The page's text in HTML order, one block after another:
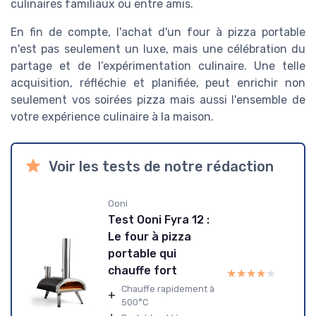
culinaires familiaux ou entre amis.
En fin de compte, l'achat d'un four à pizza portable
n'est pas seulement un luxe, mais une célébration du
partage et de l’expérimentation culinaire. Une telle
acquisition, réfléchie et planifiée, peut enrichir non
seulement vos soirées pizza mais aussi l'ensemble de
votre expérience culinaire à la maison.
Voir les tests de notre rédaction
Ooni
Test Ooni Fyra 12 :
Le four à pizza
portable qui
chauffe fort
+ Chauffe rapidement à
500°C
★★★★★
★★★★★